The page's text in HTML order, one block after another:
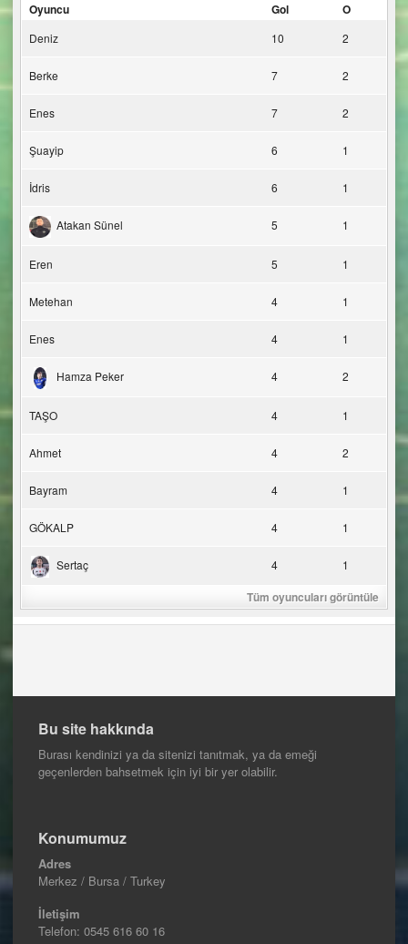
Oyuncu
Gol O
Deniz 10 2
Berke 7 2
Enes 7 2
Şuayip 6 1
İdris 6 1
Atakan Sünel 5 1
Eren 5 1
Metehan 4 1
Enes 4 1
Hamza Peker 4 2
TAŞO 4 1
Ahmet 4 2
Bayram 4 1
GÖKALP 4 1
Sertaç 4 1
Tüm oyuncuları görüntüle
Bu site hakkında
Burası kendinizi ya da sitenizi tanıtmak, ya da emeği
geçenlerden bahsetmek için iyi bir yer olabilir.
Konumumuz
Adres
Merkez / Bursa / Turkey
İletişim
Telefon: 0545 616 60 16